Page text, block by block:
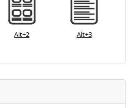
Alt+2 Alt+3